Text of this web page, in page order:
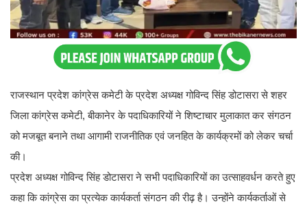
राजस्थान प्रदेश कांग्रेस कमेटी के प्रदेश अध्यक्ष गोविन्द सिंह डोटासरा से शहर
जिला कांग्रेस कमेटी, बीकानेर के पदाधिकारियों ने शिष्टाचार मुलाकात कर संगठन
को मजबूत बनाने तथा आगामी राजनीतिक एवं जनहित के कार्यक्रमों को लेकर चर्चा
की।
प्रदेश अध्यक्ष गोविन्द सिंह डोटासरा ने सभी पदाधिकारियों का उत्साहवर्धन करते हुए
कहा कि कांग्रेस का प्रत्येक कार्यकर्ता संगठन की रीढ़ है। उन्होंने कार्यकर्ताओं से